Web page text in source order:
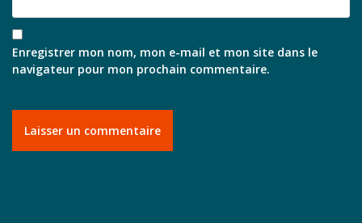
Enregistrer mon nom, mon e-mail et mon site dans le
navigateur pour mon prochain commentaire.